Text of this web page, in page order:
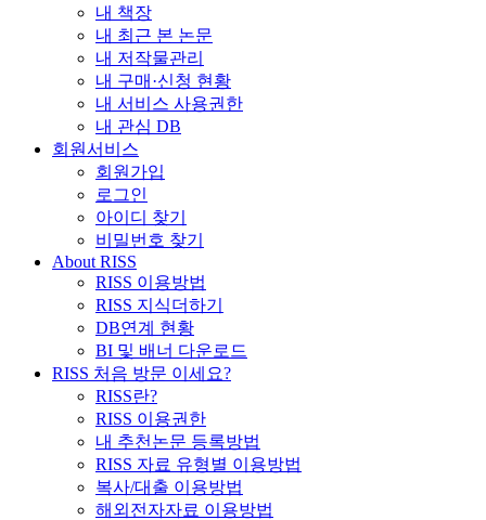
내 책장
내 최근 본 논문
내 저작물관리
내 구매·신청 현황
내 서비스 사용권한
내 관심 DB
회원서비스
회원가입
로그인
아이디 찾기
비밀번호 찾기
About RISS
RISS 이용방법
RISS 지식더하기
DB연계 현황
BI 및 배너 다운로드
RISS 처음 방문 이세요?
RISS란?
RISS 이용권한
내 추천논문 등록방법
RISS 자료 유형별 이용방법
복사/대출 이용방법
해외전자자료 이용방법